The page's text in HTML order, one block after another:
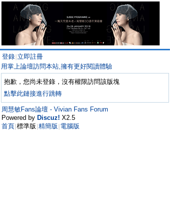
登錄 立即註冊
用掌上論壇訪問本站,擁有更好閱讀體驗
抱歉，您尚未登錄，沒有權限訪問該版塊
點擊此鏈接進行跳轉
周慧敏Fans論壇 - Vivian Fans Forum
Powered by Discuz! X2.5
首頁 標準版 精簡版 電腦版